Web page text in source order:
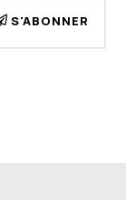
S'ABONNER